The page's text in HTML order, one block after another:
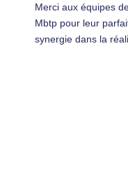
Merci aux équipes
Mbtp pour leur
synergie dans la